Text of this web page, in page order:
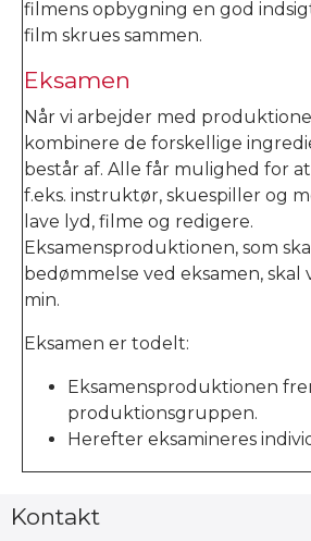
filmens opbygning en god
film skrues sammen.
Eksamen
Når vi arbejder med
kombinere de forskellige
består af. Alle får mulighed for
f.eks. instruktør, skuespiller og
lave lyd, filme og redigere.
Eksamensproduktionen, som
bedømmelse ved eksamen, skal
min.
Eksamen er todelt:
Eksamensproduktionen
produktionsgruppen.
Herefter eksamineres
Kontakt